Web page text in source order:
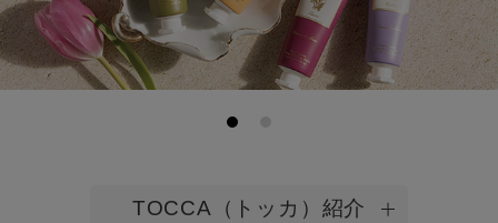
TOCCA（トッカ）紹介